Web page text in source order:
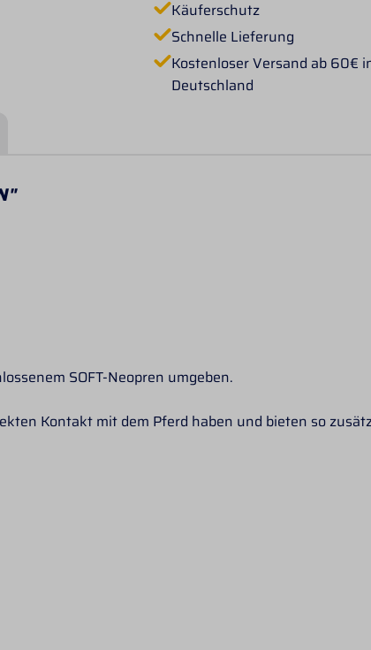
Käuferschutz
Schnelle Lieferung
Kostenloser Versand ab 60€
Deutschland
SOFT-Neopren umgeben.
Kontakt mit dem Pferd haben und bieten so